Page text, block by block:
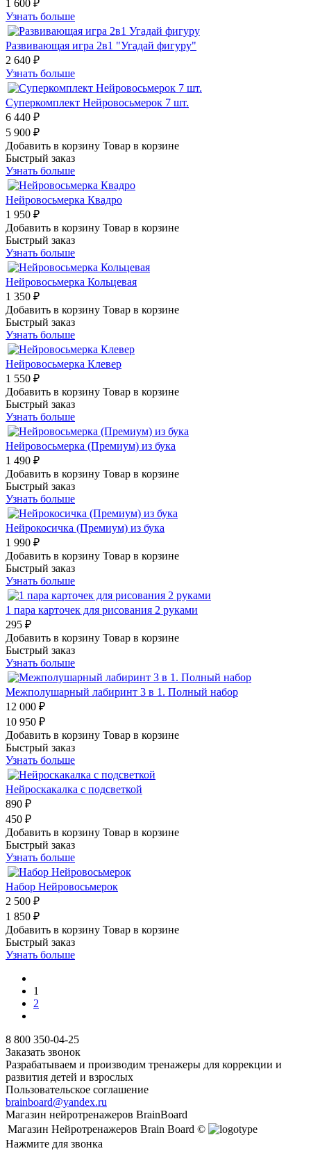
1 600 ₽
Узнать больше
Развивающая игра 2в1 "Угадай фигуру"
2 640 ₽
Узнать больше
Суперкомплект Нейровосьмерок 7 шт.
6 440 ₽
5 900 ₽
Добавить в корзину Товар в корзине
Быстрый заказ
Узнать больше
Нейровосьмерка Квадро
1 950 ₽
Добавить в корзину Товар в корзине
Быстрый заказ
Узнать больше
Нейровосьмерка Кольцевая
1 350 ₽
Добавить в корзину Товар в корзине
Быстрый заказ
Узнать больше
Нейровосьмерка Клевер
1 550 ₽
Добавить в корзину Товар в корзине
Быстрый заказ
Узнать больше
Нейровосьмерка (Премиум) из бука
1 490 ₽
Добавить в корзину Товар в корзине
Быстрый заказ
Узнать больше
Нейрокосичка (Премиум) из бука
1 990 ₽
Добавить в корзину Товар в корзине
Быстрый заказ
Узнать больше
1 пара карточек для рисования 2 руками
295 ₽
Добавить в корзину Товар в корзине
Быстрый заказ
Узнать больше
Межполушарный лабиринт 3 в 1. Полный набор
12 000 ₽
10 950 ₽
Добавить в корзину Товар в корзине
Быстрый заказ
Узнать больше
Нейроскакалка с подсветкой
890 ₽
450 ₽
Добавить в корзину Товар в корзине
Быстрый заказ
Узнать больше
Набор Нейровосьмерок
2 500 ₽
1 850 ₽
Добавить в корзину Товар в корзине
Быстрый заказ
Узнать больше
1
2
8 800 350-04-25
Заказать звонок
Разрабатываем и производим тренажеры для коррекции и
развития детей и взрослых
Пользовательское соглашение
brainboard@yandex.ru
Магазин нейротренажеров BrainBoard
Магазин Нейротренажеров Brain Board ©
Нажмите для звонка